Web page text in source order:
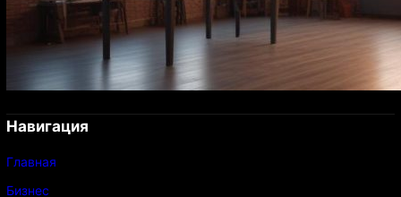
Навигация
Главная
Бизнес